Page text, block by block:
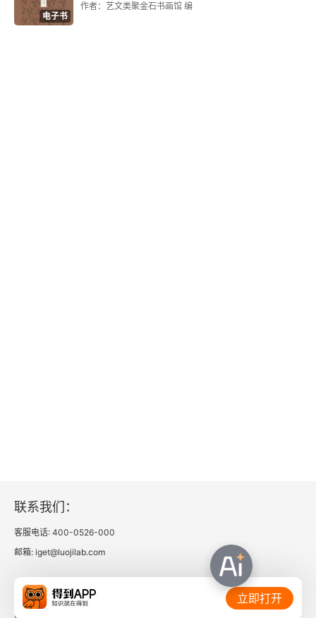
电子书
作者：艺文类聚金石书画馆 编
联系我们：
客服电话: 400-0526-000
邮箱: iget@luojilab.com
相关链接： 立即打开